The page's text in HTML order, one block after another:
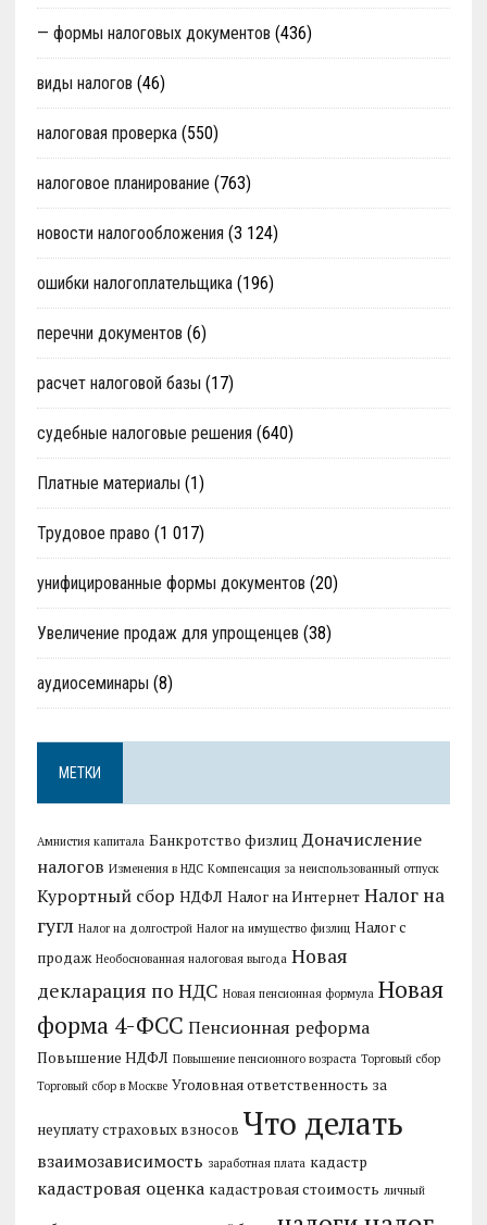
— формы налоговых документов (436)
виды налогов (46)
налоговая проверка(550)
налоговое планирование (763)
новости налогообложения (3 124)
ошибки налогоплательщика(196)
перечни документов (6)
расчет налоговой базы (17)
судебные налоговые решения (640)
Платные материалы (1)
Трудовое право (1 017)
унифицированные формы документов (20)
Увеличение продаж для упрощенцев (38)
аудиосеминары (8)
МЕТКИ
Амнистия капитала Банкротство физлиц Доначисление
налогов Изменения в НДС Компенсация за неиспользованный отпуск
Курортный сбор НДФЛ Налог на Интернет Налог на
гугл Налог на долгострой Налог на имущество физлиц Налог с
продаж Необоснованная налоговая выгода Новая
декларация по НДС Новая пенсионная формула Новая
форма 4-ФСС Пенсионная реформа
Повышение НДФЛ Повышение пенсионного возраста Торговый сбор
Торговый сбор в Москве Уголовная ответственность за
неуплату страховых взносов Что делать
взаимозависимость заработная плата кадастр
кадастровая оценка кадастровая стоимость личный